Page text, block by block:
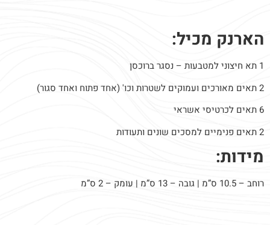
הארנק מכיל:
1 תא חיצוני למטבעות – נסגר ברוכסן
2 תאים מאורכים ועמוקים לשטרות וכו' (אחד פתוח ואחד סגור)
6 תאים לכרטיסי אשראי
2 תאים פנימיים למסכים שונים ותעודות
מידות:
רוחב – 10.5 ס”מ | גובה – 13 ס”מ | עומק – 2 ס”מ